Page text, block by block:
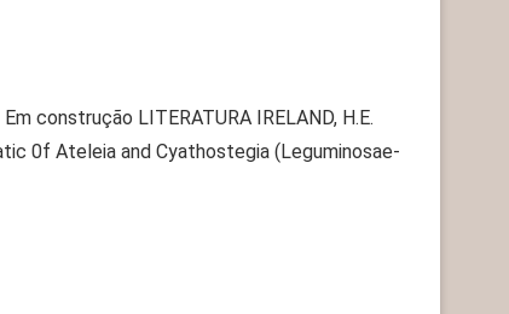
construção LITERATURA IRELAND, H.E.
0f Ateleia and Cyathostegia (Leguminosae-